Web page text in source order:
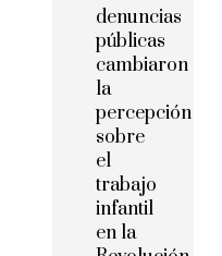
denuncias
públicas
cambiaron
la
percepción
sobre
el
trabajo
infantil
en la